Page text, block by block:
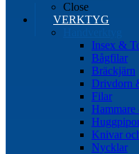
Close
VERKTYG
Insex &
Bågfilar
Bräckjärn
Drivdorn
Filar
Knivar
Nycklar